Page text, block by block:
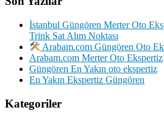
İstanbul Güngören Merter Oto
Trink Sat Alım Noktası
Arabam.com Güngören Oto
Arabam.com Merter Oto Ekspertiz
Güngören En Yakın oto ekspertiz
En Yakın Ekspertiz Güngören
Kategoriler